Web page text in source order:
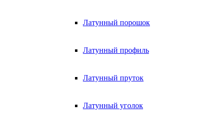
Латунный порошок
Латунный профиль
Латунный пруток
Латунный уголок